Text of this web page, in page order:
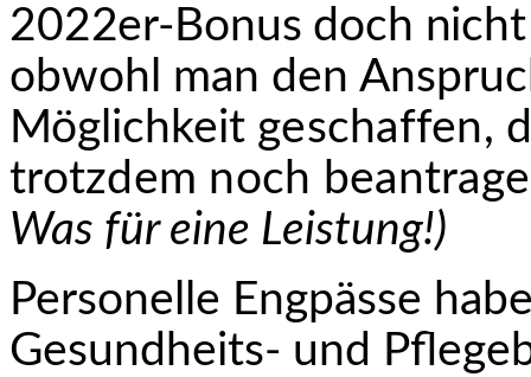
2022er-Bonus doch nicht
obwohl man den
Möglichkeit geschaffen,
trotzdem noch
Was für eine Leistung!)
Personelle Engpässe
Gesundheits- und